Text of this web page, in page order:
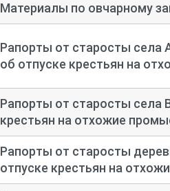
Материалы по овчарному
Рапорты от старосты села
об отпуске крестьян на
Рапорты от старосты села
крестьян на отхожие
Рапорты от старосты
отпуске крестьян на